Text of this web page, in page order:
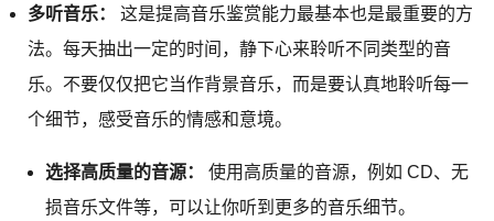
多听音乐：
这是提高音乐鉴赏能力最基本也是最重要的方
法。每天抽出一定的时间，静下心来聆听不同类型的音
乐。不要仅仅把它当作背景音乐，而是要认真地聆听每一
个细节，感受音乐的情感和意境。
选择高质量的音源：
使用高质量的音源，例如 CD、无
损音乐文件等，可以让你听到更多的音乐细节。